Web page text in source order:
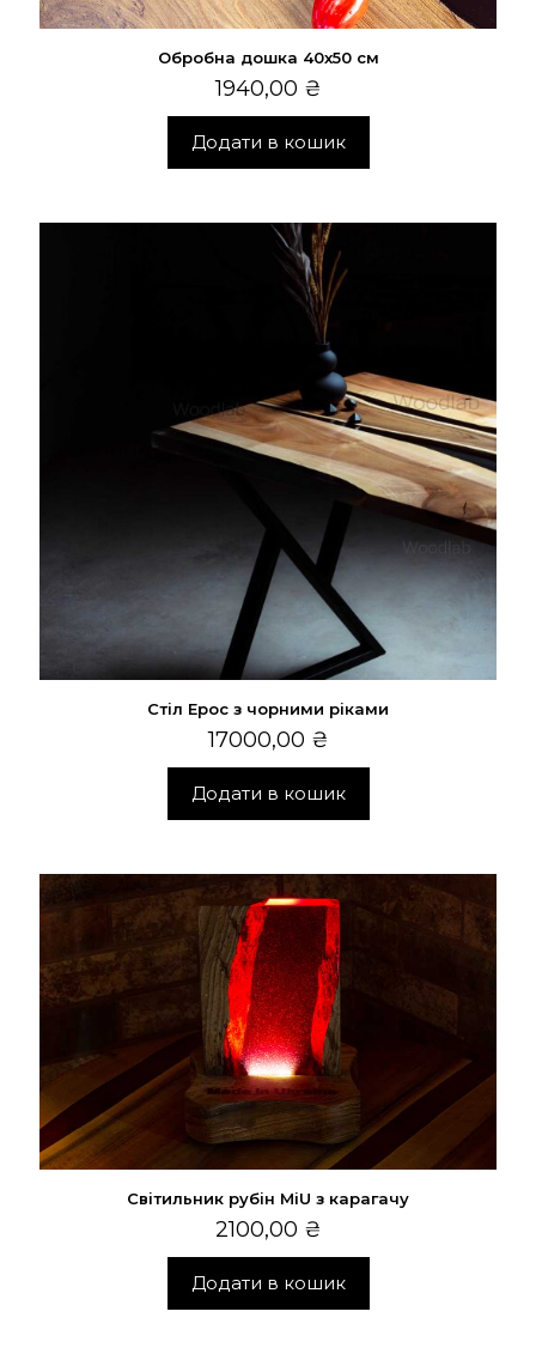
Обробна дошка 40х50 см
1940,00 ₴
Додати в кошик
Стіл Ерос з чорними ріками
17000,00 ₴
Додати в кошик
Світильник рубін MiU з карагачу
2100,00 ₴
Додати в кошик